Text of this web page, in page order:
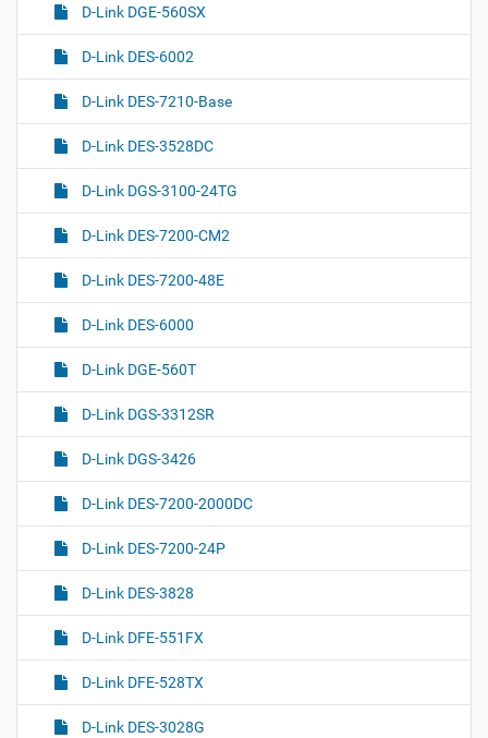
D-Link DGE-560SX
D-Link DES-6002
D-Link DES-7210-Base
D-Link DES-3528DC
D-Link DGS-3100-24TG
D-Link DES-7200-CM2
D-Link DES-7200-48E
D-Link DES-6000
D-Link DGE-560T
D-Link DGS-3312SR
D-Link DGS-3426
D-Link DES-7200-2000DC
D-Link DES-7200-24P
D-Link DES-3828
D-Link DFE-551FX
D-Link DFE-528TX
D-Link DES-3028G